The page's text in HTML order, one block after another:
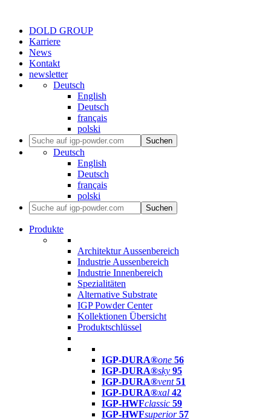
DOLD GROUP
Karriere
News
Kontakt
newsletter
Deutsch
English
Deutsch
français
polski
Suchen
Deutsch
English
Deutsch
français
polski
Suchen
Produkte
Architektur Aussenbereich
Industrie Aussenbereich
Industrie Innenbereich
Spezialitäten
Alternative Substrate
IGP Powder Center
Kollektionen Übersicht
Produktschlüssel
IGP-DURA®one 56
IGP-DURA®sky 95
IGP-DURA®vent 51
IGP-DURA®xal 42
IGP-HWFclassic 59
IGP-HWFsuperior 57